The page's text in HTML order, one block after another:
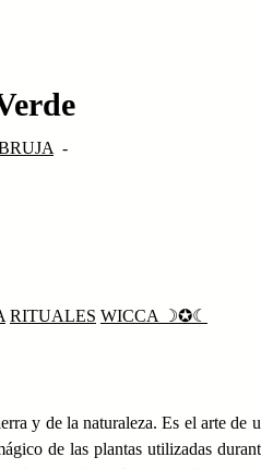
-
RITUALES WICCA ☽✪☾
y de la naturaleza. Es el arte
de las plantas utilizadas